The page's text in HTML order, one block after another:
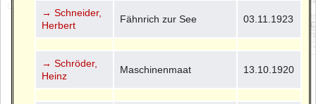
→ Schneider,
Herbert
Fähnrich zur See 03.11.1923
→ Schröder,
Heinz
Maschinenmaat 13.10.1920